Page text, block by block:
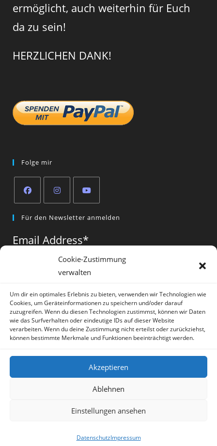
Cookie-Zustimmung
verwalten
Um dir ein optimales Erlebnis zu bieten, verwenden wir Technologien wie
Cookies, um Geräteinformationen zu speichern und/oder darauf
zuzugreifen. Wenn du diesen Technologien zustimmst, können wir Daten
wie das Surfverhalten oder eindeutige IDs auf dieser Website
verarbeiten. Wenn du deine Zustimmung nicht erteilst oder zurückziehst,
können bestimmte Merkmale und Funktionen beeinträchtigt werden.
Akzeptieren
Ablehnen
Einstellungen ansehen
DatenschutzImpressum
ermöglicht, auch weiterhin für Euch
da zu sein!
HERZLICHEN DANK!
Folge mir
in
new
in
new
in
new
tab
Für den Newsletter anmelden
Email Address*
Vorname*
Copyright Irene Lauretti - OceanWP Theme by OceanWP